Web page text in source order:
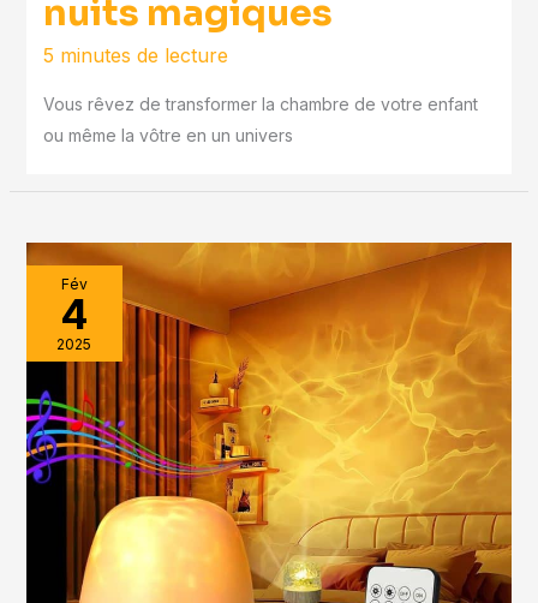
nuits magiques
5 minutes de lecture
Vous rêvez de transformer la chambre de votre enfant
ou même la vôtre en un univers
Fév
4
2025